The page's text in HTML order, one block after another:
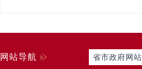
网站导航 省市政府网站